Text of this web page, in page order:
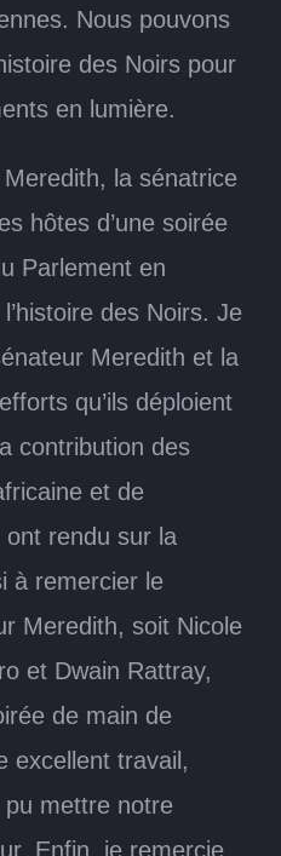
Nous pouvons
des Noirs pour
en lumière.
la sénatrice
hôtes d’une soirée
Parlement en
des Noirs. Je
Meredith et la
qu’ils déploient
contribution des
et de
ont rendu sur la
à remercier le
Meredith, soit Nicole
et Dwain Rattray,
de main de
excellent travail,
mettre notre
Enfin, je remercie